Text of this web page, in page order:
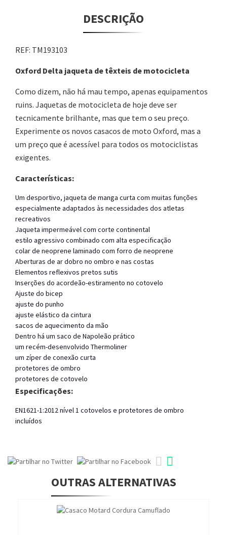
DESCRIÇÃO
REF: TM193103
Oxford Delta jaqueta de têxteis de motocicleta
Como dizem, não há mau tempo, apenas equipamentos
ruins. Jaquetas de motocicleta de hoje deve ser
tecnicamente brilhante, mas que tem o seu preço.
Experimente os novos casacos de moto Oxford, mas a
um preço que é acessível para todos os motociclistas
exigentes.
Características:
Um desportivo, jaqueta de manga curta com muitas funções
especialmente adaptados às necessidades dos atletas
recreativos
Jaqueta impermeável com corte continental
estilo agressivo combinado com alta especificação
colar de neoprene laminado com forro de neoprene
Aberturas de ar dobro no ombro e nas costas
Elementos reflexivos pretos sutis
Inserções do acordeão-estiramento no cotovelo
Ajuste do bicep
ajuste do punho
ajuste elástico da cintura
sacos de aquecimento da mão
Dentro há um saco de Napoleão prático
um recém-desenvolvido Thermoliner
um zíper de conexão curta
protetores de ombro
protetores de cotovelo
Especificações:
EN1621-1:2012 nível 1 cotovelos e protetores de ombro
incluídos
OUTRAS ALTERNATIVAS